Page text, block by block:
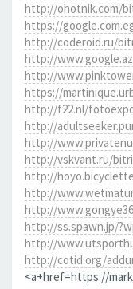
http://ohotnik.com/
https://
http://coderoid.ru/
http://
http://
https://
http://f22.nl/
http://
http://
http://vskvant.ru/
http://
http://
http://
http://ss.spawn.jp/
http://
http://cotid.org/
<a+href=https://